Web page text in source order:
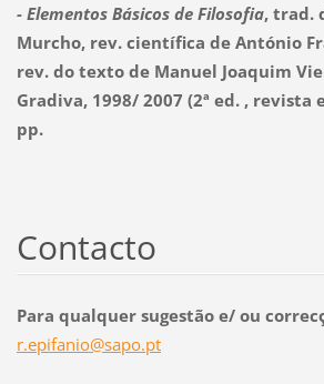
- Elementos Básicos de Filosofia, trad.
Murcho, rev. científica de António
rev. do texto de Manuel Joaquim
Gradiva, 1998/ 2007 (2ª ed. , revista
pp.
Contacto
Para qualquer sugestão e/ ou
r.epifanio@sapo.pt